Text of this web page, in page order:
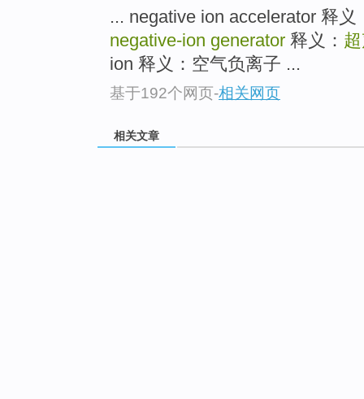
... negative ion accelerator 释
negative-ion generator 释义：
ion 释义：空气负离子 ...
基于192个网页-相关网页
相关文章